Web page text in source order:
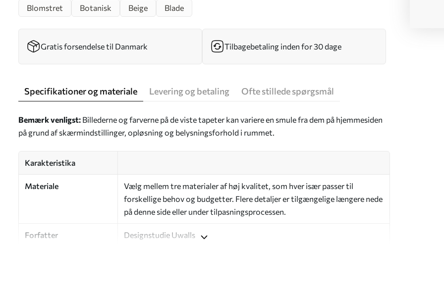
Blomstret
Botanisk Beige Blade
Gratis forsendelse til Danmark Tilbagebetaling inden for 30 dage
Specifikationer og materiale Levering og betaling Ofte stillede spørgsmål
Bemærk venligst: Billederne og farverne på de viste tapeter kan variere en smule fra dem på hjemmesiden
på grund af skærmindstillinger, opløsning og belysningsforhold i rummet.
Karakteristika
Materiale
Vælg mellem tre materialer af høj kvalitet, som hver især passer til
forskellige behov og budgetter. Flere detaljer er tilgængelige længere nede
på denne side eller under tilpasningsprocessen.
Forfatter Designstudie Uwalls